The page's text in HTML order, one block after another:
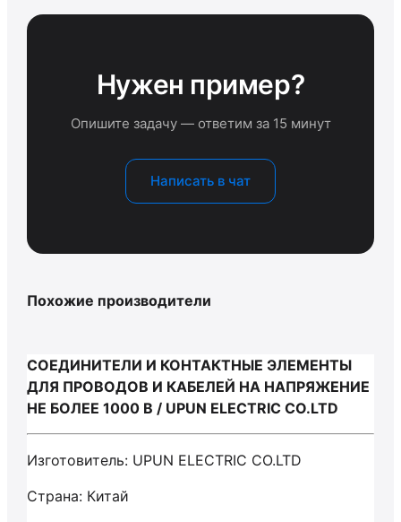
Нужен пример?
Опишите задачу — ответим за 15 минут
Написать в чат
Похожие производители
СОЕДИНИТЕЛИ И КОНТАКТНЫЕ ЭЛЕМЕНТЫ
ДЛЯ ПРОВОДОВ И КАБЕЛЕЙ НА НАПРЯЖЕНИЕ
НЕ БОЛЕЕ 1000 В / UPUN ELECTRIC CO.LTD
Изготовитель: UPUN ELECTRIC CO.LTD
Страна: Китай